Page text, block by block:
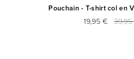
Pouchain - T-shirt col en
19,95 €